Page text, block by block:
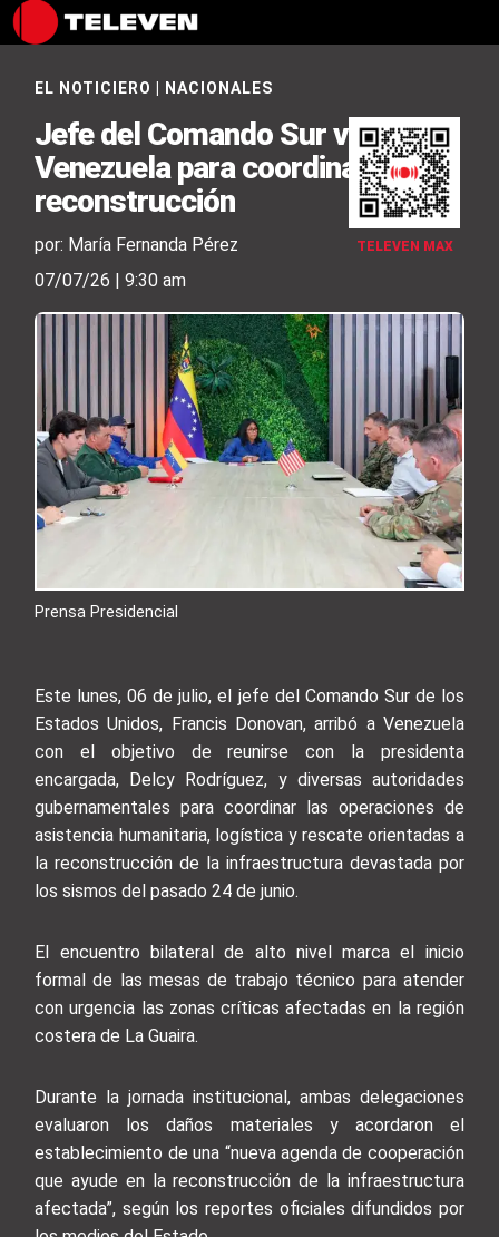
TELEVEN MAX
EL NOTICIERO NACIONALES
Jefe del Comando Sur visita
Venezuela para coordinar
reconstrucción
por: María Fernanda Pérez
07/07/26 | 9:30 am
Prensa Presidencial
Este lunes, 06 de julio, el jefe del Comando Sur de los
Estados Unidos, Francis Donovan, arribó a Venezuela
con el objetivo de reunirse con la presidenta
encargada, Delcy Rodríguez, y diversas autoridades
gubernamentales para coordinar las operaciones de
asistencia humanitaria, logística y rescate orientadas a
la reconstrucción de la infraestructura devastada por
los sismos del pasado 24 de junio.
El encuentro bilateral de alto nivel marca el inicio
formal de las mesas de trabajo técnico para atender
con urgencia las zonas críticas afectadas en la región
costera de La Guaira.
Durante la jornada institucional, ambas delegaciones
evaluaron los daños materiales y acordaron el
establecimiento de una “nueva agenda de cooperación
que ayude en la reconstrucción de la infraestructura
afectada”, según los reportes oficiales difundidos por